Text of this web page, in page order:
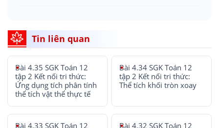
Tin liên quan
Bài 4.35 SGK Toán 12
tập 2 Kết nối tri thức:
Ứng dụng tích phân tính
thể tích vật thể thực tế
Bài 4.34 SGK Toán 12
tập 2 Kết nối tri thức:
Thể tích khối tròn xoay
Bài 4.33 SGK Toán 12
Bài 4.32 SGK Toán 12